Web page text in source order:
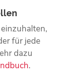
für jede
dazu
.